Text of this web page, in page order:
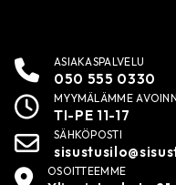
ASIAKASPALVELU
050 555 0330
MYYMÄLÄMME
TI-PE 11-17
SÄHKÖPOSTI
OSOITTEEMME